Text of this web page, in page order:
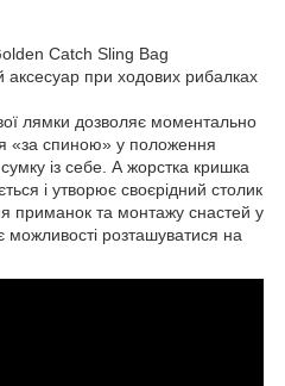
Catch Sling Bag
аксесуар при ходових рибалках
лямки дозволяє моментально
«за спиною» у положення
із себе. А жорстка кришка
і утворює своєрідний столик
приманок та монтажу снастей у
розташуватися на